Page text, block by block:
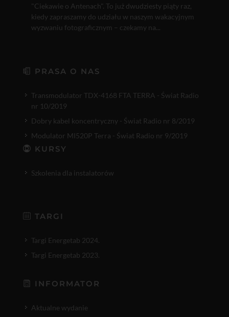
"Ciekawie o Antenach". To już dwudziesty piąty raz,
kiedy zapraszamy do udziału w naszym wakacyjnym
wyzwaniu fotograficznym – czekamy na...
PRASA O NAS
Transmodulator TDX-4168 FTA TERRA - Świat Radio
nr 10/2019
Dobry kabel koncentryczny - Świat Radio nr 8/2019
Modulator MI520P Terra - Świat Radio nr 9/2019
KURSY
Szkolenia dla instalatorów
TARGI
Targi Energetab 2024.
Targi Energetab 2023.
INFORMATOR
Aktualne wydanie